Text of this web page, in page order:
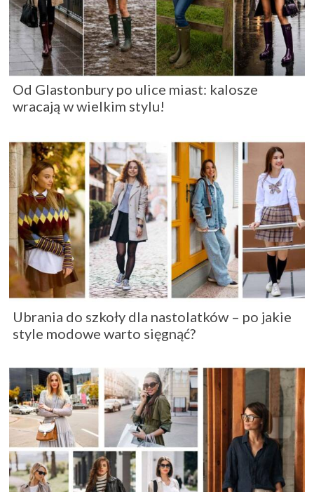
Od Glastonbury po ulice miast: kalosze
wracają w wielkim stylu!
Ubrania do szkoły dla nastolatków – po jakie
style modowe warto sięgnąć?